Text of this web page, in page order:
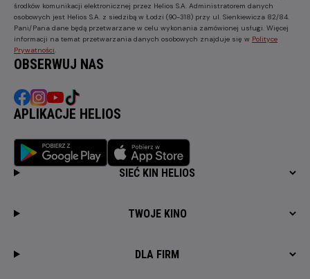
środków komunikacji elektronicznej przez Helios S.A. Administratorem danych
osobowych jest Helios S.A. z siedzibą w Łodzi (90-318) przy ul. Sienkiewicza 82/84.
Pani/Pana dane będą przetwarzane w celu wykonania zamówionej usługi. Więcej
informacji na temat przetwarzania danych osobowych znajduje się w Polityce
Prywatności
OBSERWUJ NAS
APLIKACJE HELIOS
SIEĆ KIN HELIOS
TWOJE KINO
DLA FIRM